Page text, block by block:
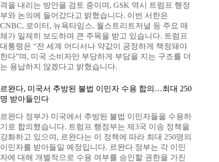
격을 내리는 방안을 검토 중이며, GSK 역시 트럼프 행정
부와 논의에 들어갔다고 밝혔습니다. 이번 서한은
CNBC, 로이터, 뉴욕타임스, 월스트리트저널 등 주요 매
체가 일제히 보도하며 큰 주목을 받고 있습니다. 트럼프
대통령은 “전 세계 어디서나 약값이 공정하게 책정돼야
한다”며, 미국 소비자만 부당하게 부담을 지는 구조를 더
는 용납하지 않겠다고 밝혔습니다.
르완다, 미국서 추방된 불법 이민자 수용 합의…최대 250
명 받아들인다
르완다 정부가 미국에서 추방된 불법 이민자들을 수용하
기로 합의했습니다. 트럼프 행정부는 제3국 이송 정책을
강화하고 있으며, 르완다는 이 정책에 따라 최대 250명의
이민자를 받아들일 예정입니다. 르완다 정부는 각 이민
자에 대해 개별적으로 수용 여부를 승인할 권한을 가진